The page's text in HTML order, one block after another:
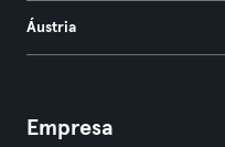
Áustria
Empresa